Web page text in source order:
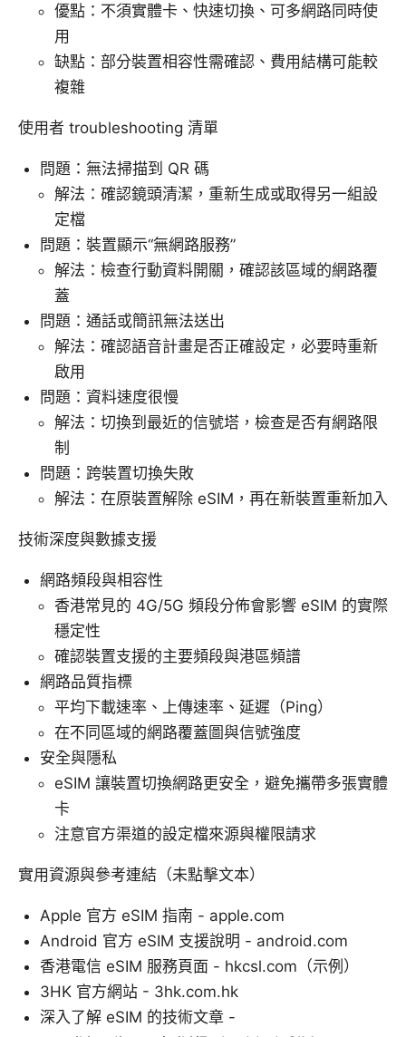
優點：不須實體卡、快速切換、可多網路同時使
用
缺點：部分裝置相容性需確認、費用結構可能較
複雜
使用者 troubleshooting 清單
問題：無法掃描到 QR 碼
解法：確認鏡頭清潔，重新生成或取得另一組設
定檔
問題：裝置顯示“無網路服務”
解法：檢查行動資料開關，確認該區域的網路覆
蓋
問題：通話或簡訊無法送出
解法：確認語音計畫是否正確設定，必要時重新
啟用
問題：資料速度很慢
解法：切換到最近的信號塔，檢查是否有網路限
制
問題：跨裝置切換失敗
解法：在原裝置解除 eSIM，再在新裝置重新加入
技術深度與數據支援
網路頻段與相容性
香港常見的 4G/5G 頻段分佈會影響 eSIM 的實際
穩定性
確認裝置支援的主要頻段與港區頻譜
網路品質指標
平均下載速率、上傳速率、延遲（Ping）
在不同區域的網路覆蓋圖與信號強度
安全與隱私
eSIM 讓裝置切換網路更安全，避免攜帶多張實體
卡
注意官方渠道的設定檔來源與權限請求
實用資源與參考連結（未點擊文本）
Apple 官方 eSIM 指南 - apple.com
Android 官方 eSIM 支援說明 - android.com
香港電信 eSIM 服務頁面 - hkcsl.com（示例）
3HK 官方網站 - 3hk.com.hk
深入了解 eSIM 的技術文章 -